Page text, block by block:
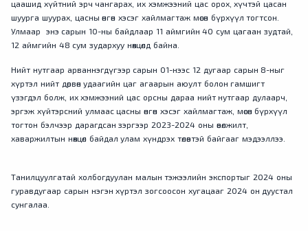
цаашид хүйтний эрч чангарах, их хэмжээний цас орох, хүчтэй цасан
шуурга шуурах, цасны өнгөн хэсэг хайлмагтаж мөсөн бүрхүүл тогтсон.
Улмаар энэ сарын 10-ны байдлаар 11 аймгийн 40 сум цагаан зудтай,
12 аймгийн 48 сум зудархуу нөхцөлд байна.
Нийт нутгаар арваннэгдүгээр сарын 01-нээс 12 дугаар сарын 8-ныг
хүртэл нийт дөрвөн удаагийн цаг агаарын аюулт болон гамшигт
үзэгдэл болж, их хэмжээний цас орсны дараа нийт нутгаар дулаарч,
эргэж хүйтэрсний улмаас цасны өнгөн хэсэг хайлмагтаж, мөсөн бүрхүүл
тогтон бэлчээр дарагдсан зэргээр 2023-2024 оны өвөлжилт,
хаваржилтын нөхцөл байдал улам хүндрэх төлөвтэй байгааг мэдээллээ.
Танилцуулгатай холбогдуулан малын тэжээлийн экспортыг 2024 оны
гуравдугаар сарын нэгэн хүртэл зогсоосон хугацааг 2024 он дуустал
сунгалаа.